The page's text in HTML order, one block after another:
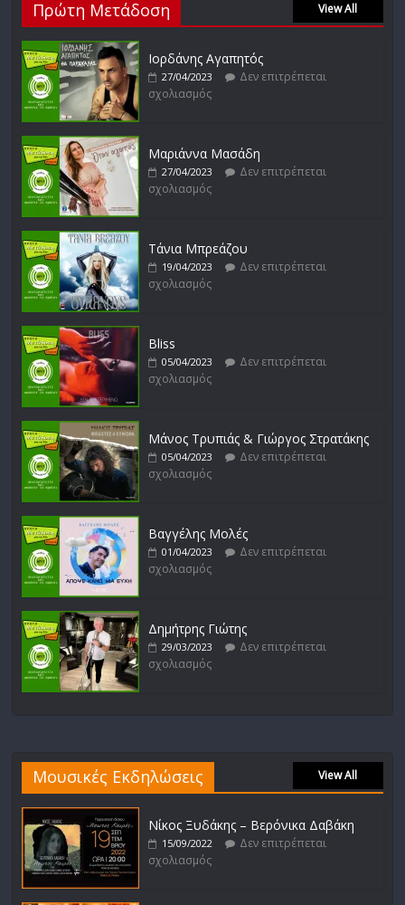
27/01/2023
σχολιασμός
Απόστολος Ρίζος
σχολιασμός
σχολιασμός
Πρώτη Μετάδοση View All
Ιορδάνης Αγαπητός
27/04/2023
Δεν επιτρέπεται
σχολιασμός
Μαριάννα Μασάδη
27/04/2023
Δεν επιτρέπεται
σχολιασμός
Τάνια Μπρεάζου
19/04/2023
Δεν επιτρέπεται
σχολιασμός
Bliss
05/04/2023
Δεν επιτρέπεται
σχολιασμός
Μάνος Τρυπιάς & Γιώργος Στρατάκης
05/04/2023
Δεν επιτρέπεται
σχολιασμός
Βαγγέλης Μολές
01/04/2023
Δεν επιτρέπεται
σχολιασμός
Δημήτρης Γιώτης
29/03/2023
Δεν επιτρέπεται
σχολιασμός
Μουσικές Εκδηλώσεις View All
Νίκος Ξυδάκης – Βερόνικα Δαβάκη
15/09/2022
Δεν επιτρέπεται
σχολιασμός